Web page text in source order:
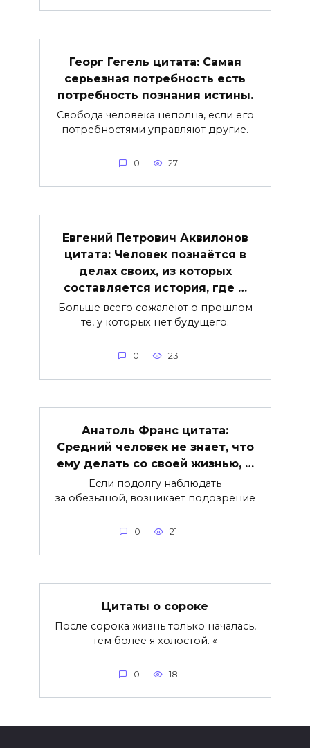
Георг Гегель цитата: Самая
серьезная потребность есть
потребность познания истины.
Свобода человека неполна, если его
потребностями управляют другие.
0 27
Евгений Петрович Аквилонов
цитата: Человек познаётся в
делах своих, из которых
составляется история, где …
Больше всего сожалеют о прошлом
те, у которых нет будущего.
0 23
Анатоль Франс цитата:
Средний человек не знает, что
ему делать со своей жизнью, …
Если подолгу наблюдать
за обезьяной, возникает подозрение
0 21
Цитаты о сороке
После сорока жизнь только началась,
тем более я холостой. «
0 18